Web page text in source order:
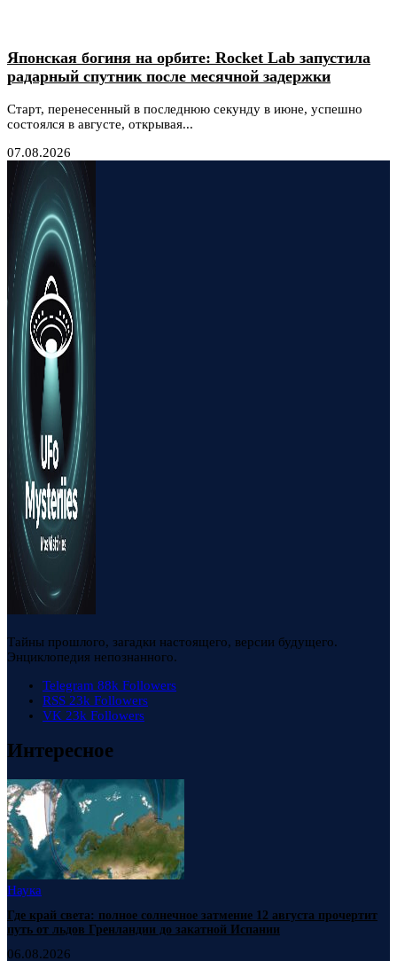
Японская богиня на орбите: Rocket Lab запустила
радарный спутник после месячной задержки
Старт, перенесенный в последнюю секунду в июне, успешно
состоялся в августе, открывая...
07.08.2026
Тайны прошлого, загадки настоящего, версии будущего.
Энциклопедия непознанного.
Telegram 88k Followers
RSS 23k Followers
VK 23k Followers
Интересное
Наука
Где край света: полное солнечное затмение 12 августа прочертит
путь от льдов Гренландии до закатной Испании
06.08.2026